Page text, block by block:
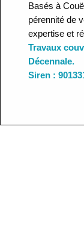
Basés à
pérennité de
expertise et
Travaux
Décennale.
Siren :